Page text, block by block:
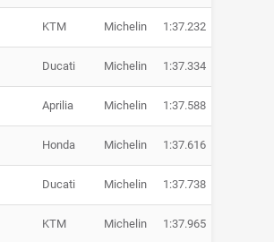
KTM Michelin 1:37.232
Ducati Michelin 1:37.334
Aprilia Michelin 1:37.588
Honda Michelin 1:37.616
Ducati Michelin 1:37.738
KTM Michelin 1:37.965